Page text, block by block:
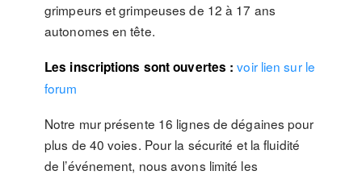
grimpeurs et grimpeuses de 12 à 17 ans
autonomes en tête.
Les inscriptions sont ouvertes :voir lien sur le
forum
Notre mur présente 16 lignes de dégaines pour
plus de 40 voies. Pour la sécurité et la fluidité
de l’événement, nous avons limité les